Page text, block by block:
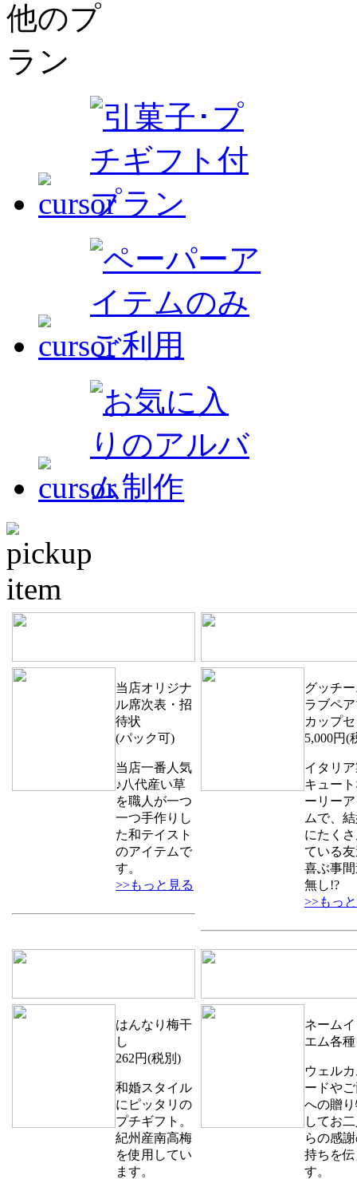
当店オリジナ
ル席次表・招
待状
(パック可)
当店一番人気
♪八代産い草
を職人が一つ
一つ手作りし
た和テイスト
のアイテムで
す。
>>もっと見る
グッチ
ラブペ
カップ
5,000円(
イタリ
キュー
ーリー
ムで、
にたく
ている
喜ぶ事
無し!?
>>もっ
はんなり梅干
し
262円(税別)
和婚スタイル
にピッタリの
プチギフト。
紀州産南高梅
を使用してい
ます。
ネーム
エム各種
ウェル
ードや
への贈
してお
らの感
持ちを
す。